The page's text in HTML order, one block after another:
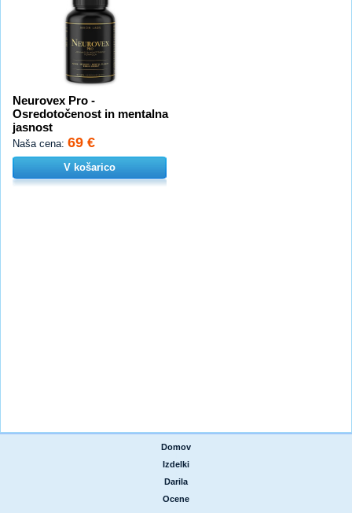
Neurovex Pro -
Osredotočenost in mentalna
jasnost
Naša cena: 69 €
V košarico
Domov
Izdelki
Darila
Ocene